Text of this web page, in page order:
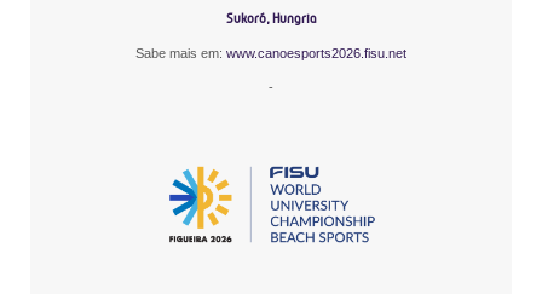
Sukoró, Hungria
Sabe mais em: www.canoesports2026.fisu.net
-